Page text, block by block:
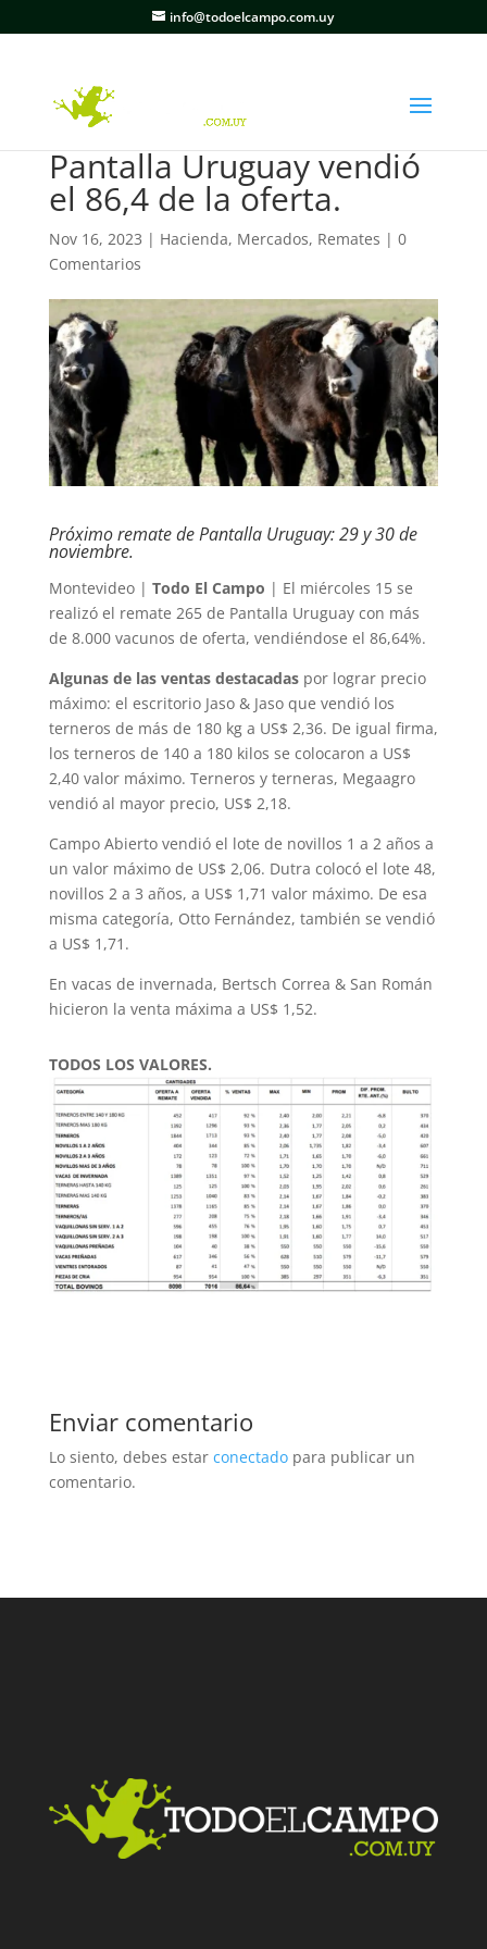
info@todoelcampo.com.uy
Pantalla Uruguay vendió
el 86,4 de la oferta.
Nov 16, 2023 | Hacienda, Mercados, Remates | 0
Comentarios
Próximo remate de Pantalla Uruguay: 29 y 30 de
noviembre.
Montevideo | Todo El Campo | El miércoles 15 se
realizó el remate 265 de Pantalla Uruguay con más
de 8.000 vacunos de oferta, vendiéndose el 86,64%.
Algunas de las ventas destacadaspor lograr precio
máximo: el escritorio Jaso & Jaso que vendió los
terneros de más de 180 kg a US$ 2,36. De igual firma,
los terneros de 140 a 180 kilos se colocaron a US$
2,40 valor máximo. Terneros y terneras, Megaagro
vendió al mayor precio, US$ 2,18.
Campo Abierto vendió el lote de novillos 1 a 2 años a
un valor máximo de US$ 2,06. Dutra colocó el lote 48,
novillos 2 a 3 años, a US$ 1,71 valor máximo. De esa
misma categoría, Otto Fernández, también se vendió
a US$ 1,71.
En vacas de invernada, Bertsch Correa & San Román
hicieron la venta máxima a US$ 1,52.
TODOS LOS VALORES.
Enviar comentario
Lo siento, debes estar conectadopara publicar un
comentario.
Facebook